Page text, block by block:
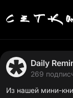
Daily
269
Из нашей мини-